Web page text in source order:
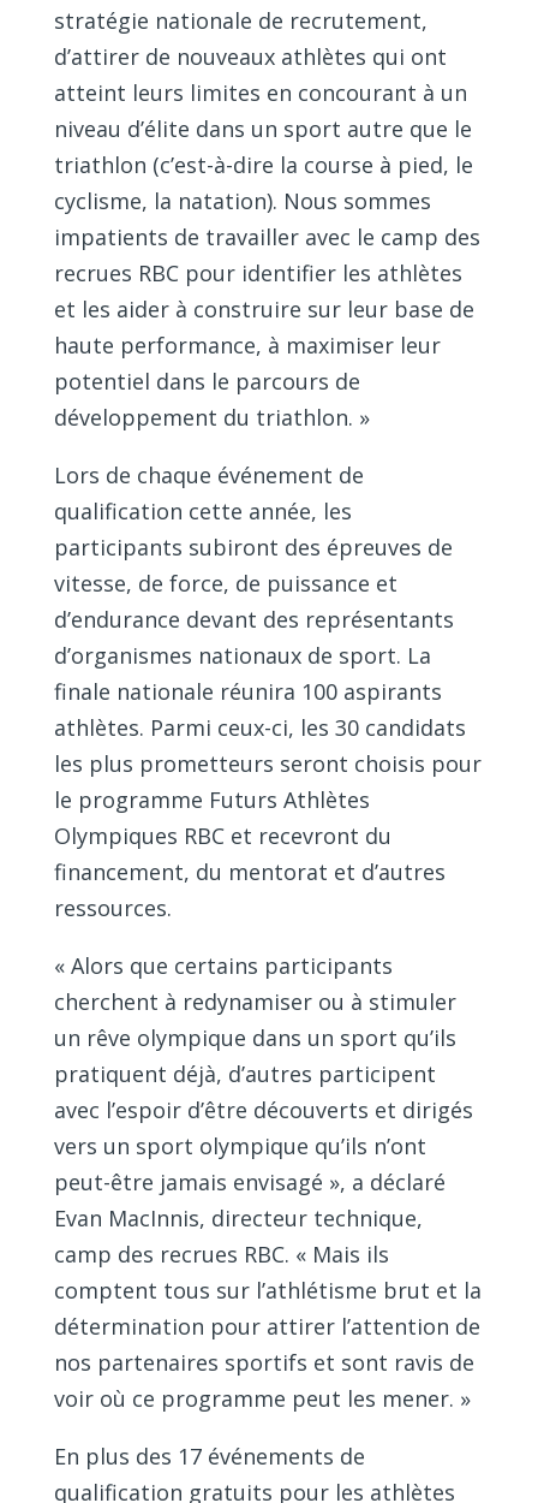
stratégie nationale de recrutement,
d’attirer de nouveaux athlètes qui ont
atteint leurs limites en concourant à un
niveau d’élite dans un sport autre que le
triathlon (c’est-à-dire la course à pied, le
cyclisme, la natation). Nous sommes
impatients de travailler avec le camp des
recrues RBC pour identifier les athlètes
et les aider à construire sur leur base de
haute performance, à maximiser leur
potentiel dans le parcours de
développement du triathlon. »
Lors de chaque événement de
qualification cette année, les
participants subiront des épreuves de
vitesse, de force, de puissance et
d’endurance devant des représentants
d’organismes nationaux de sport. La
finale nationale réunira 100 aspirants
athlètes. Parmi ceux-ci, les 30 candidats
les plus prometteurs seront choisis pour
le programme Futurs Athlètes
Olympiques RBC et recevront du
financement, du mentorat et d’autres
ressources.
« Alors que certains participants
cherchent à redynamiser ou à stimuler
un rêve olympique dans un sport qu’ils
pratiquent déjà, d’autres participent
avec l’espoir d’être découverts et dirigés
vers un sport olympique qu’ils n’ont
peut-être jamais envisagé », a déclaré
Evan MacInnis, directeur technique,
camp des recrues RBC. « Mais ils
comptent tous sur l’athlétisme brut et la
détermination pour attirer l’attention de
nos partenaires sportifs et sont ravis de
voir où ce programme peut les mener. »
En plus des 17 événements de
qualification gratuits pour les athlètes